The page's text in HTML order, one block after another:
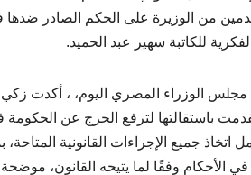
من الوزيرة على الحكم الصادر
للكاتبة سهير عبد الحميد.
الوزراء المصري اليوم، ، أكدت زكي،
باستقالتها لترفع الحرج عن
جميع الإجراءات القانونية المتاحة،
في الأحكام وفقًا لما يتيحه القانون،